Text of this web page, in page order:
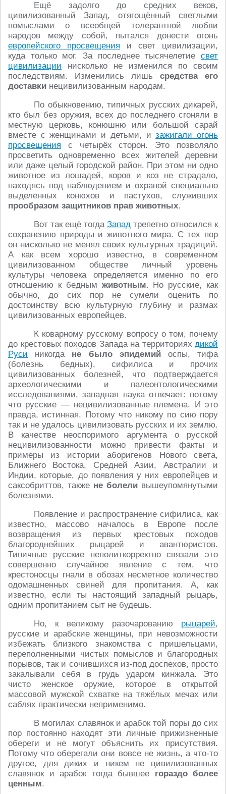
Ещё задолго до средних веков,
цивилизованный Запад, отягощённый светлыми
помыслами о всеобщей толерантной любви
народов между собой, пытался донести огонь
европейского просвещения и свет цивилизации,
куда только мог. За последнее тысячелетие свет
цивилизации нисколько не изменился по своим
последствиям. Изменились лишь средства его
доставки нецивилизованным народам.
По обыкновению, типичных русских дикарей,
кто был без оружия, всех до последнего сгоняли в
местную церковь, конюшню или большой сарай
вместе с женщинами и детьми, изажигали огонь
просвещения с четырёх сторон. Это позволяло
просветить одновременно всех жителей деревни
или даже целый городской район. При этом ни одно
животное из лошадей, коров и коз не страдало,
находясь под наблюдением и охраной специально
выделенных конюхов и пастухов, служивших
прообразом защитников прав животных.
Вот так ещё тогда Запад трепетно относился к
сохранению природы и животного мира. С тех пор
он нисколько не менял своих культурных традиций.
А как всем хорошо известно, в современном
цивилизованном обществе личный уровень
культуры человека определяется именно по его
отношению к бедным животным. Но русские, как
обычно, до сих пор не сумели оценить по
достоинству всю культурную глубину и размах
цивилизованных европейцев.
К коварному русскому вопросу о том, почему
до крестовых походов Запада на территориях дикой
Руси никогда не было эпидемийоспы, тифа
(болезнь бедных), сифилиса и прочих
цивилизованных болезней, что подтверждается
археологическими и палеонтологическими
исследованиями, западная наука отвечает: потому
что русские — нецивилизованные племена. И это
правда, истинная. Потому что никому по сию пору
так и не удалось цивилизовать русских и их землю.
В качестве неоспоримого аргумента о русской
нецивилизованности можно привести факты и
примеры из истории аборигенов Нового света,
Ближнего Востока, Средней Азии, Австралии и
Индии, которые, до появления у них европейцев и
саксобриттов, также не болели вышеупомянутыми
болезнями.
Появление и распространение сифилиса, как
известно, массово началось в Европе после
возвращения из первых крестовых походов
благороднейших рыцарей и авантюристов.
Типичные русские неполиткорректно связали это
совершенно случайное явление с тем, что
крестоносцы гнали в обозах несметное количество
одомашненных свиней для пропитания. А, как
известно, если ты настоящий западный рыцарь,
одним пропитанием сыт не будешь.
Но, к великому разочарованию рыцарей,
русские и арабские женщины, при невозможности
избежать близкого знакомства с пришельцами,
переполненными чистых помыслов и благородных
порывов, так и сочившихся из-под доспехов, просто
закалывали себя в грудь ударом кинжала. Это
чисто женское оружие, которое в открытой
массовой мужской схватке на тяжёлых мечах или
саблях практически неприменимо.
В могилах славянок и арабок той поры до сих
пор постоянно находят эти личные прижизненные
обереги и не могут объяснить их присутствия.
Потому что оберегали они вовсе не жизнь, а что-то
другое, для диких и никем не цивилизованных
славянок и арабок тогда бывшее гораздо более
ценным.